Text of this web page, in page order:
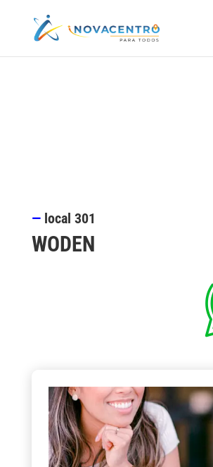
—local 301
WODEN